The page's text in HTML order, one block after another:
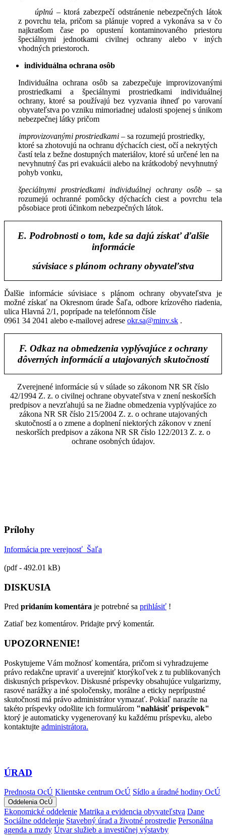
– ktorá zabezpečí odstránenie nebezpečných látok
z povrchu tela, pričom sa plánuje vopred a vykonáva sa v čo
najkratšom čase po opustení kontaminovaného priestoru
špeciálnymi jednotkami civilnej ochrany alebo v iných
vhodných priestoroch.
individuálna ochrana osôb
Individuálna ochrana osôb sa zabezpečuje improvizovanými
prostriedkami a špeciálnymi prostriedkami individuálnej
ochrany, ktoré sa používajú bez vyzvania ihneď po varovaní
obyvateľstva po vzniku mimoriadnej udalosti spojenej s únikom
nebezpečnej látky pričom
improvizovanými prostriedkami– sa rozumejú prostriedky,
ktoré sa zhotovujú na ochranu dýchacích ciest, očí a nekrytých
častí tela z bežne dostupných materiálov, ktoré sú určené len na
nevyhnutný čas pri evakuácii alebo na krátkodobý nevyhnutný
pohyb vonku,
špeciálnymi prostriedkami individuálnej ochrany osôb – sa
rozumejú ochranné pomôcky dýchacích ciest a povrchu tela
pôsobiace proti účinkom nebezpečných látok.
E. Podrobnosti o tom, kde sa dajú získať ďalšie
informácie
súvisiace s plánom ochrany obyvateľstva
Ďalšie informácie súvisiace s plánom ochrany obyvateľstva je
možné získať na Okresnom úrade Šaľa, odbore krízového riadenia,
ulica Hlavná 2/1, poprípade na telefónnom čísle
0961 34 2041 alebo e-mailovej adrese okr.sa@minv.sk .
F. Odkaz na obmedzenia vyplývajúce z ochrany
dôverných informácií a utajovaných skutočností
Zverejnené informácie sú v súlade so zákonom NR SR číslo
42/1994 Z. z. o civilnej ochrane obyvateľstva v znení neskorších
predpisov a nevzťahujú sa ne žiadne obmedzenia vyplývajúce zo
zákona NR SR číslo 215/2004 Z. z. o ochrane utajovaných
skutočností a o zmene a doplnení niektorých zákonov v znení
neskorších predpisov a zákona NR SR číslo 122/2013 Z. z. o
ochrane osobných údajov.
Prílohy
Informácia pre verejnosť_Šaľa
(pdf - 492.01 kB)
DISKUSIA
Pred pridaním komentára je potrebné sa prihlásiť !
Zatiaľ bez komentárov. Pridajte prvý komentár.
UPOZORNENIE!
Poskytujeme Vám možnosť komentára, pričom si vyhradzujeme
právo redakčne upraviť a uverejniť ktorýkoľvek z tu publikovaných
diskusných príspevkov. Diskusné príspevky obsahujúce vulgarizmy,
rasové narážky a iné spoločensky, morálne a eticky neprípustné
skutočnosti má právo administrátor vymazať. Pokiaľ narazíte na
takéto príspevky odošlite ich formulárom "nahlásiť príspevok"
ktorý je automaticky vygenerovaný ku každému príspevku, alebo
kontaktujte administrátora.
ÚRAD
Prednosta OcÚ Klientske centrum OcÚ Sídlo a úradné hodiny OcÚ
Oddelenia OcÚ
Ekonomické oddelenie Matrika a evidencia obyvateľstva Dane
Sociálne oddelenie Stavebný úrad a životné prostredie Personálna
agenda a mzdy Útvar služieb a investičnej výstavby